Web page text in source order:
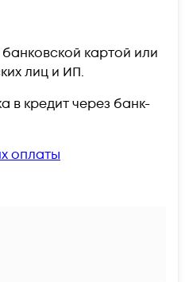
картой или
лиц и ИП.
в кредит через банк-
оплаты